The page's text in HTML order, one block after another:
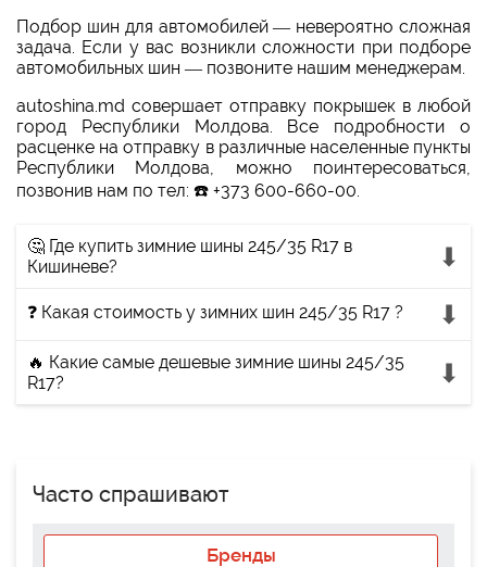
Подбор шин для автомобилей — невероятно сложная
задача. Если у вас возникли сложности при подборе
автомобильных шин — позвоните нашим менеджерам.
autoshina.md совершает отправку покрышек в любой
город Республики Молдова. Все подробности о
расценке на отправку в различные населенные пункты
Республики Молдова, можно поинтересоваться,
позвонив нам по тел: ☎️ +373 600-660-00.
🤔 Где купить зимние шины 245/35 R17 в
Кишиневе?
❓ Какая стоимость у зимних шин 245/35 R17 ?
🔥 Какие самые дешевые зимние шины 245/35
R17?
Часто спрашивают
Бренды